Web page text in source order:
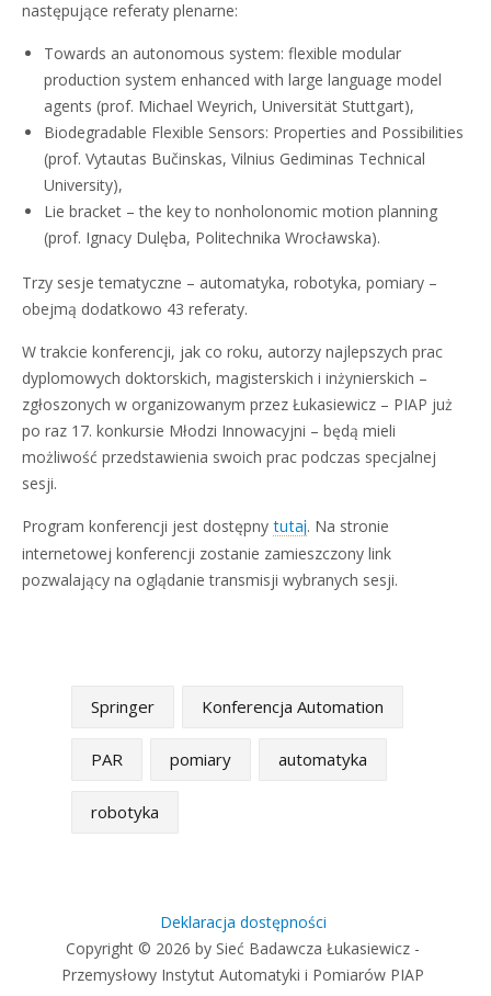
następujące referaty plenarne:
Towards an autonomous system: flexible modular
production system enhanced with large language model
agents (prof. Michael Weyrich, Universität Stuttgart),
Biodegradable Flexible Sensors: Properties and Possibilities
(prof. Vytautas Bučinskas, Vilnius Gediminas Technical
University),
Lie bracket – the key to nonholonomic motion planning
(prof. Ignacy Dulęba, Politechnika Wrocławska).
Trzy sesje tematyczne – automatyka, robotyka, pomiary –
obejmą dodatkowo 43 referaty.
W trakcie konferencji, jak co roku, autorzy najlepszych prac
dyplomowych doktorskich, magisterskich i inżynierskich –
zgłoszonych w organizowanym przez Łukasiewicz – PIAP już
po raz 17. konkursie Młodzi Innowacyjni – będą mieli
możliwość przedstawienia swoich prac podczas specjalnej
sesji.
Program konferencji jest dostępny tutaj. Na stronie
internetowej konferencji zostanie zamieszczony link
pozwalający na oglądanie transmisji wybranych sesji.
Springer Konferencja Automation
PAR pomiary automatyka
robotyka
Deklaracja dostępności
Copyright © 2026 by Sieć Badawcza Łukasiewicz -
Przemysłowy Instytut Automatyki i Pomiarów PIAP